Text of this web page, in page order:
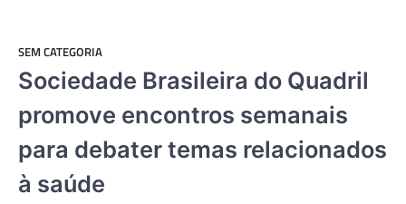
SEM CATEGORIA
Sociedade Brasileira do Quadril
promove encontros semanais
para debater temas relacionados
à saúde